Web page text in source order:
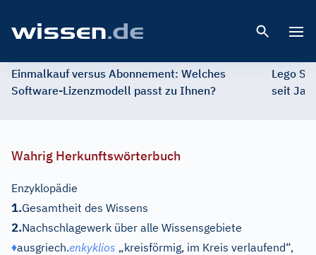
Einmalkauf versus Abonnement: Welches
Software-Lizenzmodell passt zu Ihnen?
Lego
seit
Wahrig Herkunftswörterbuch
Enzyklopädie
1.Gesamtheit des Wissens
2.Nachschlagewerk über alle Wissensgebiete
♦ausgriech.enkyklios „kreisförmig, im Kreis verlaufend“,